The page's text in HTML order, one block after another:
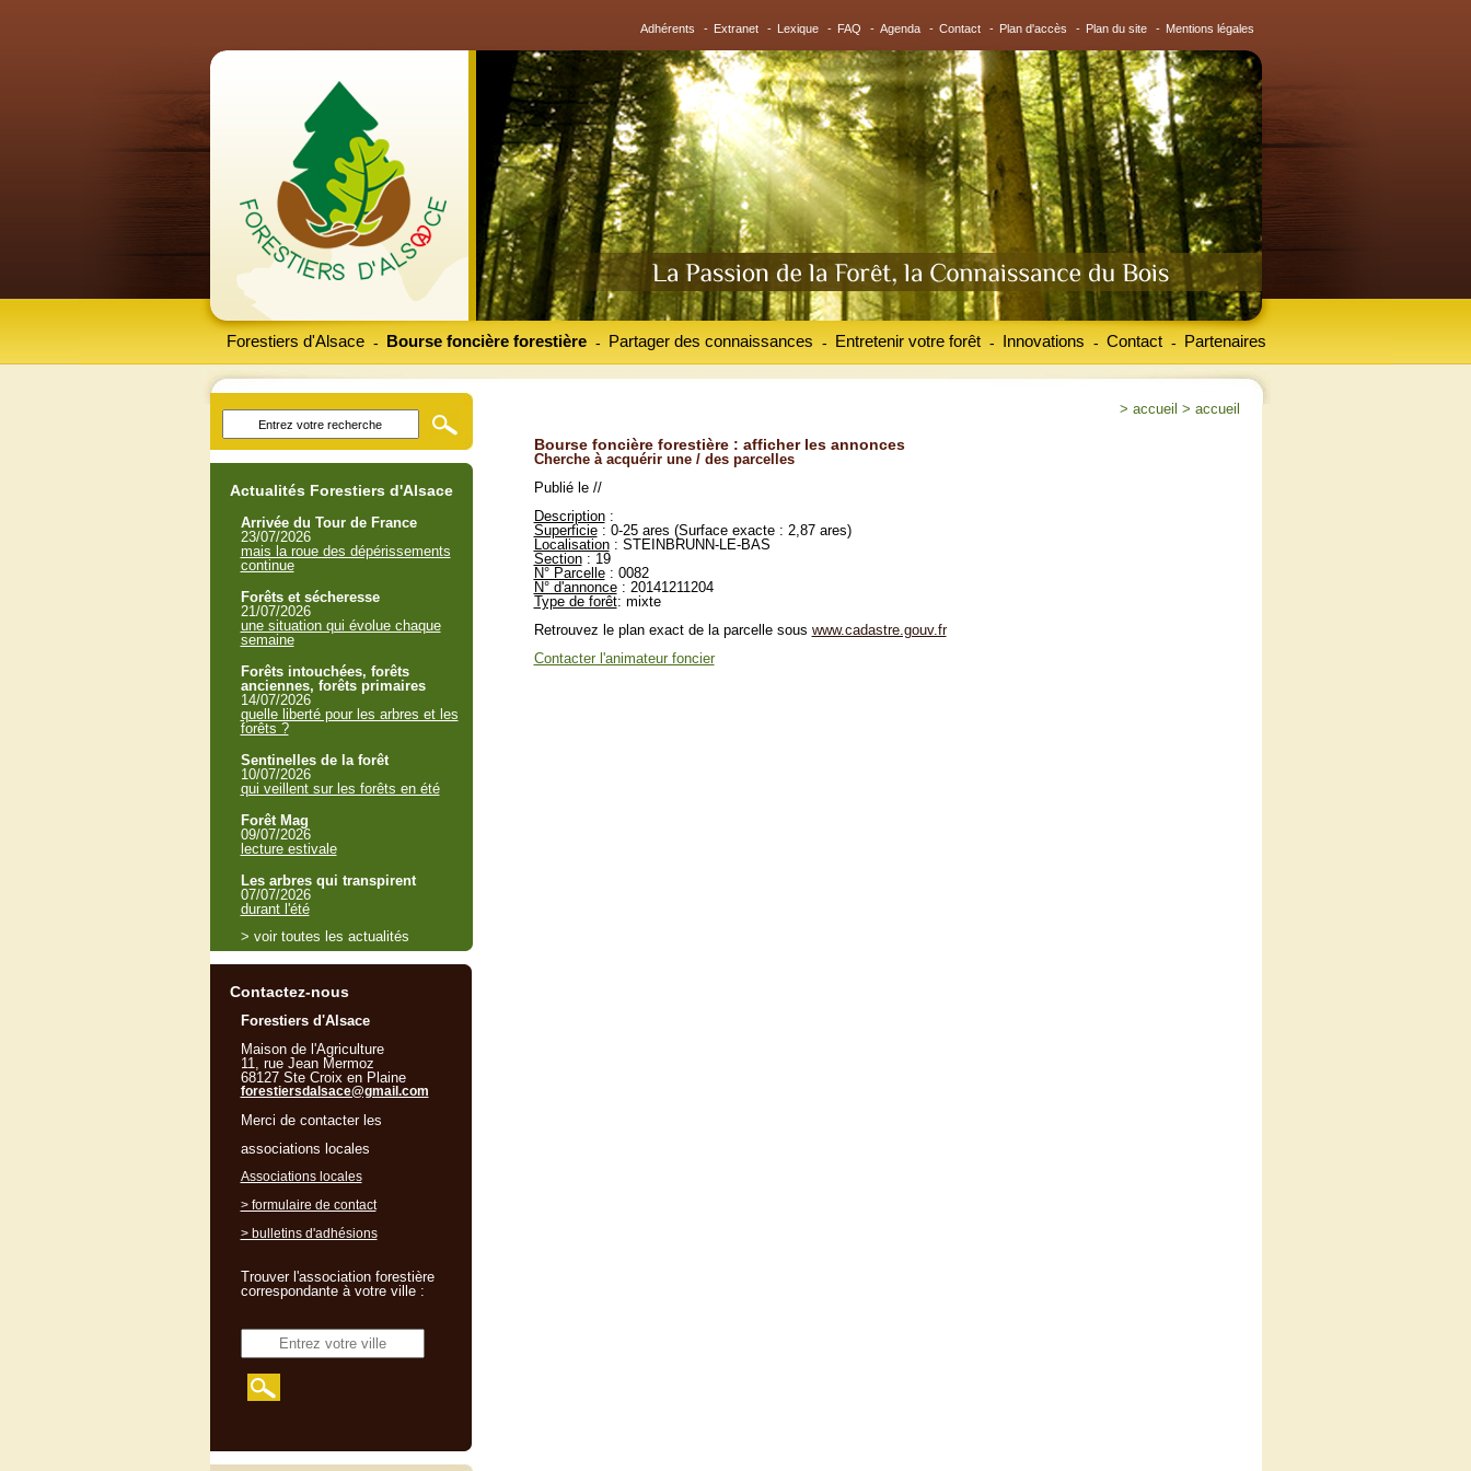
Adhérents - Extranet - Lexique - FAQ - Agenda - Contact - Plan d'accès - Plan du site - Mentions légales
Forestiers d'Alsace Bourse foncière forestière
- Partager des connaissances
- Entretenir votre forêt
- Innovations
- Contact
- Partenaires
-
> accueil > accueil
Bourse foncière forestière : afficher les annonces
Cherche à acquérir une / des parcelles
Publié le //
Description:
Superficie: 0-25 ares (Surface exacte : 2,87 ares)
Localisation: STEINBRUNN-LE-BAS
Section: 19
N° Parcelle: 0082
N° d'annonce: 20141211204
Type de forêt: mixte
Retrouvez le plan exact de la parcelle sous www.cadastre.gouv.fr
Contacter l'animateur foncier
Actualités Forestiers d'Alsace
Arrivée du Tour de France
23/07/2026
mais la roue des dépérissements
continue
Forêts et sécheresse
21/07/2026
une situation qui évolue chaque
semaine
Forêts intouchées, forêts
anciennes, forêts primaires
14/07/2026
quelle liberté pour les arbres et les
forêts ?
Sentinelles de la forêt
10/07/2026
qui veillent sur les forêts en été
Forêt Mag
09/07/2026
lecture estivale
Les arbres qui transpirent
07/07/2026
durant l'été
> voir toutes les actualités
Contactez-nous
Forestiers d'Alsace
Maison de l'Agriculture
11, rue Jean Mermoz
68127 Ste Croix en Plaine
forestiersdalsace@gmail.com
Merci de contacter les
associations locales
Associations locales
> formulaire de contact
> bulletins d'adhésions
Trouver l'association forestière
correspondante à votre ville :